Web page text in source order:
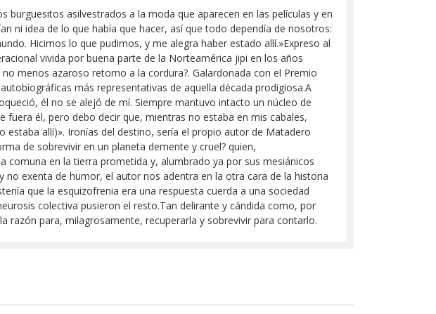
asilvestrados a la moda que aparecen en las películas y en
ni idea de lo que había que hacer, así que todo dependía de nosotros:
Hicimos lo que pudimos, y me alegra haber estado allí.»Expreso al
vivida por buena parte de la Norteamérica jipi en los años
menos azaroso retorno a la cordura?. Galardonada con el Premio
más representativas de aquella década prodigiosa.A
él no se alejó de mí. Siempre mantuvo intacto un núcleo de
fuera él, pero debo decir que, mientras no estaba en mis cabales,
allí)». Ironías del destino, sería el propio autor de Matadero
de sobrevivir en un planeta demente y cruel? quien,
comuna en la tierra prometida y, alumbrado ya por sus mesiánicos
exenta de humor, el autor nos adentra en la otra cara de la historia
que la esquizofrenia era una respuesta cuerda a una sociedad
colectiva pusieron el resto.Tan delirante y cándida como, por
para, milagrosamente, recuperarla y sobrevivir para contarlo.